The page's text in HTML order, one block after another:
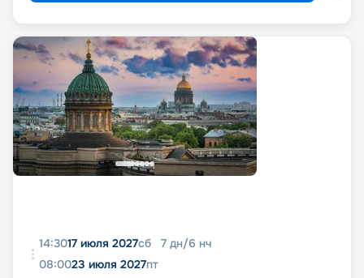
14:3017 июля 2027сб 7 дн/6 нч
08:0023 июля 2027пт